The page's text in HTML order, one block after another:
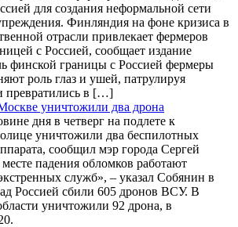
для создания неформальной сети
Финляндия на фоне кризиса в
отрасли привлекает фермеров
с Россией, сообщает издание
финской границы с Россией фермеры
роль глаз и ушей, патрулируя
превратились в […]
уничтожили два дрона
дня в четверг на подлете к
уничтожили два беспилотных
сообщил мэр города Сергей
падения обломков работают
служб», – указал Собянин в
Россией сбили 605 дронов ВСУ. В
уничтожили 92 дрона, в